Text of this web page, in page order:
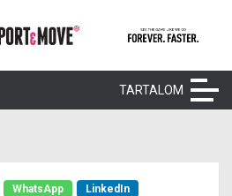
TARTALOM
WhatsApp LinkedIn